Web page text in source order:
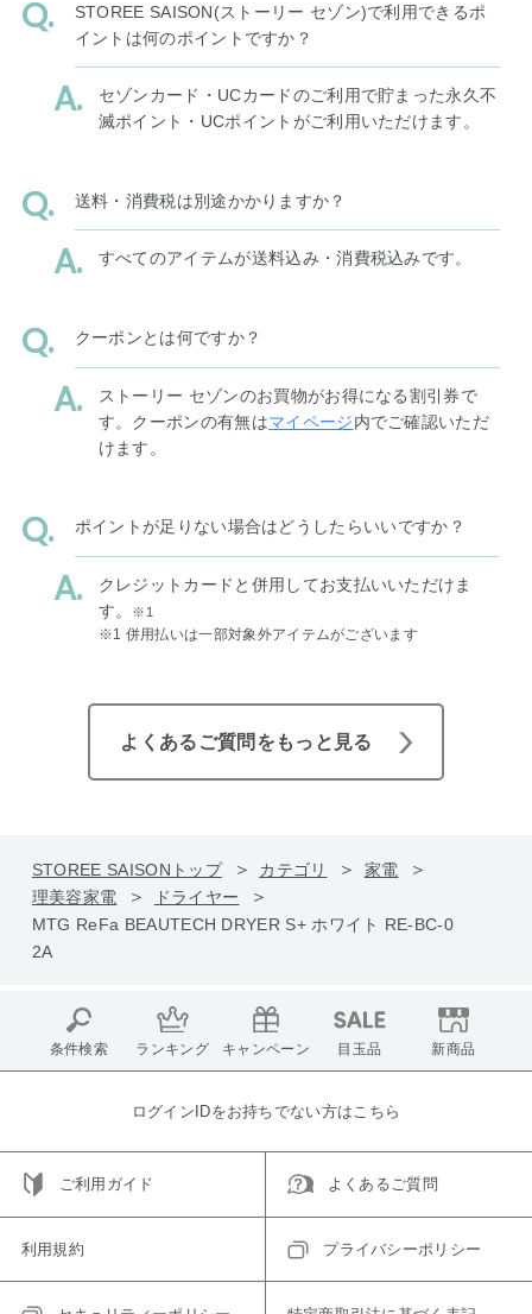
STOREE SAISON(ストーリー セゾン)で利用できるポ
イントは何のポイントですか？
セゾンカード・UCカードのご利用で貯まった永久不
滅ポイント・UCポイントがご利用いただけます。
送料・消費税は別途かかりますか？
すべてのアイテムが送料込み・消費税込みです。
クーポンとは何ですか？
ストーリー セゾンのお買物がお得になる割引券で
す。クーポンの有無はマイページ内でご確認いただ
けます。
ポイントが足りない場合はどうしたらいいですか？
クレジットカードと併用してお支払いいただけま
す。
※1
※1 併用払いは一部対象外アイテムがございます
よくあるご質問をもっと見る
STOREE SAISONトップ カテゴリ
家電
理美容家電
ドライヤー
MTG ReFa BEAUTECH DRYER S+ ホワイト RE-BC-0
2A
条件検索 ランキング キャンペーン 目玉品 新商品
ログインIDをお持ちでない方はこちら
ご利用ガイド よくあるご質問
利用規約 プライバシーポリシー